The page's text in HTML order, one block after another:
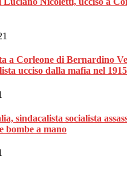
a Corleone di Bernardino
ucciso dalla mafia nel 1915
sindacalista socialista
bombe a mano